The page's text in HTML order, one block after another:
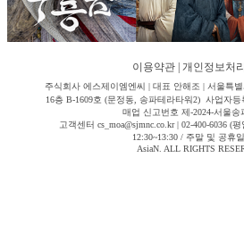
이용약관 개인정보처
주식회사 에스제이엠엔씨 | 대표 안해조 | 서울특
16층 B-1609호 (문정동, 송파테라타워2) 사업자등
매업 신고번호 제-2024-서울송
고객센터 cs_moa@sjmnc.co.kr | 02-400-6036 (
12:30~13:30 / 주말 및 공휴
AsiaN. ALL RIGHTS